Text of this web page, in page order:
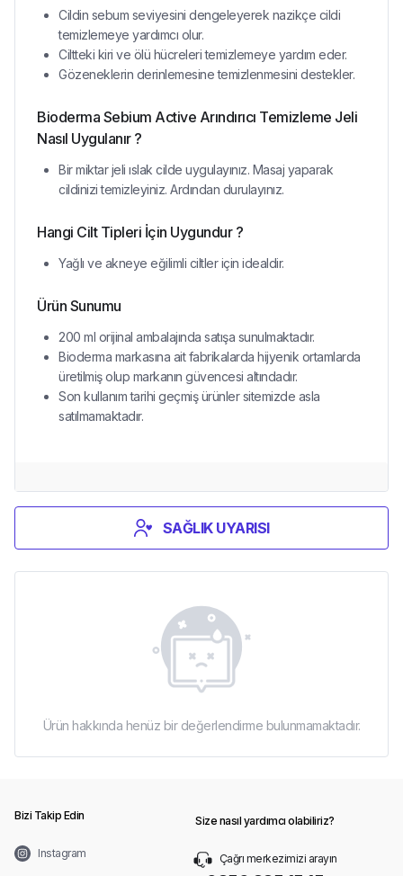
Cildin sebum seviyesini dengeleyerek nazikçe cildi
temizlemeye yardımcı olur.
Ciltteki kiri ve ölü hücreleri temizlemeye yardım eder.
Gözeneklerin derinlemesine temizlenmesini destekler.
Bioderma Sebium Active Arındırıcı Temizleme Jeli
Nasıl Uygulanır ?
Bir miktar jeli ıslak cilde uygulayınız. Masaj yaparak
cildinizi temizleyiniz. Ardından durulayınız.
Hangi Cilt Tipleri İçin Uygundur ?
Yağlı ve akneye eğilimli ciltler için idealdir.
Ürün Sunumu
200 ml orijinal ambalajında satışa sunulmaktadır.
Bioderma markasına ait fabrikalarda hijyenik ortamlarda
üretilmiş olup markanın güvencesi altındadır.
Son kullanım tarihi geçmiş ürünler sitemizde asla
satılmamaktadır.
SAĞLIK UYARISI
Ürün hakkında henüz bir değerlendirme bulunmamaktadır.
Bizi Takip Edin
Instagram
Size nasıl yardımcı olabiliriz?
Çağrı merkezimizi arayın